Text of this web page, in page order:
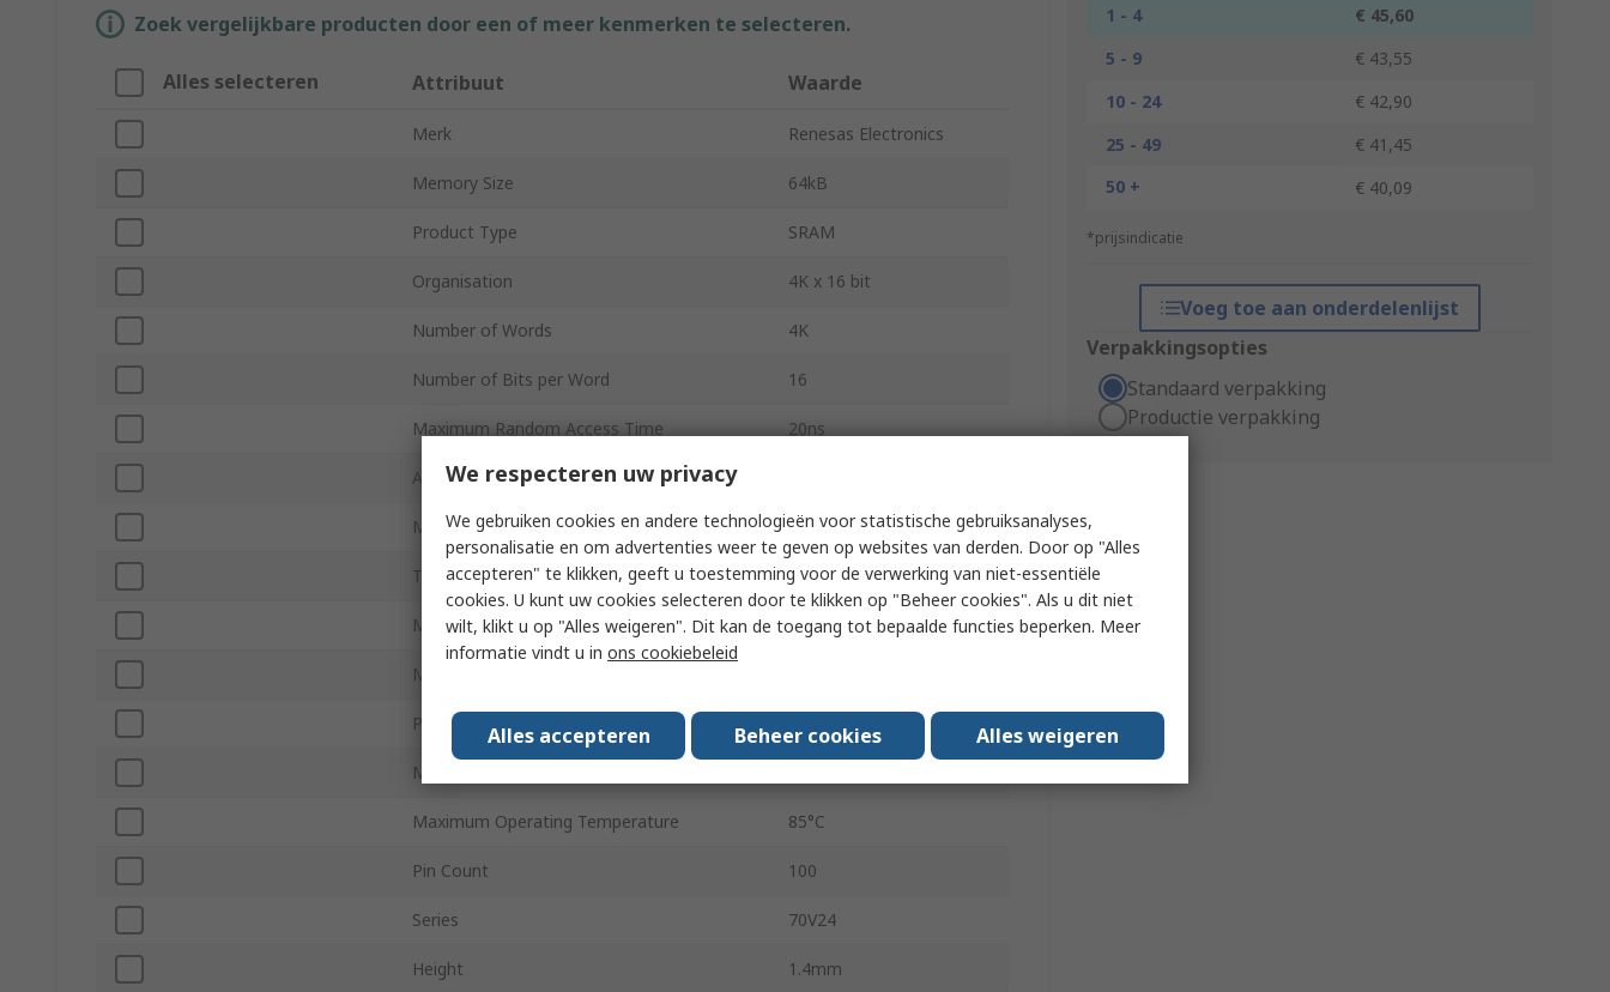
1 - 4
€ 45,60
5 - 9
€ 43,55
10 - 24
€ 42,90
25 - 49
€ 41,45
50 +
€ 40,09
*prijsindicatie
Voeg toe aan onderdelenlijst
Verpakkingsopties
Standaard verpakking
Productie verpakking
Zoek vergelijkbare producten door een of meer kenmerken te selecteren.
Alles selecteren Attribuut Waarde
Merk Renesas Electronics
Memory Size 64kB
Product Type SRAM
Organisation 4K x 16 bit
Number of Words 4K
Number of Bits per Word 16
Maximum Random Access Time 20ns
Address Bus Width
Minimum Supply Voltage 3V
Timing Type Asynchronous
Maximum Supply Voltage 3.6V
Mount Type
Package Type
Minimum Operating Temperature
Maximum Operating Temperature 85°C
Pin Count 100
Series 70V24
Height 1.4mm
We respecteren uw privacy
We gebruiken cookies en andere technologieën voor statistische gebruiksanalyses,
personalisatie en om advertenties weer te geven op websites van derden. Door op "Alles
accepteren" te klikken, geeft u toestemming voor de verwerking van niet-essentiële
cookies. U kunt uw cookies selecteren door te klikken op "Beheer cookies". Als u dit niet
wilt, klikt u op "Alles weigeren". Dit kan de toegang tot bepaalde functies beperken. Meer
informatie vindt u in ons cookiebeleid
Alles accepteren Beheer cookies Alles weigeren